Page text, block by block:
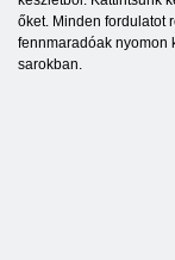
őket. Minden fordulatot
fennmaradóak nyomon
sarokban.